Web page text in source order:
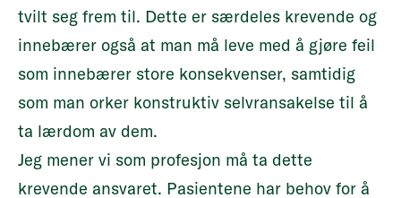
tvilt seg frem til. Dette er særdeles krevende og
innebærer også at man må leve med å gjøre feil
som innebærer store konsekvenser, samtidig
som man orker konstruktiv selvransakelse til å
ta lærdom av dem.
Jeg mener vi som profesjon må ta dette
krevende ansvaret. Pasientene har behov for å